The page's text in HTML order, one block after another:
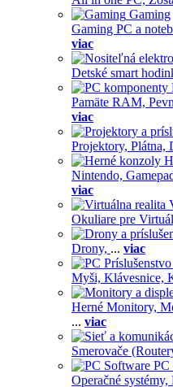
Gaming
Gaming PC a
viac
Detské smart
Pamäte RAM,
viac
Projektory, Plátna,
Nintendo,
viac
Okuliare pre
Drony, ... viac
Myši, Klávesnice,
Herné Monitory,
... viac
Smerovače
PC
Operačné systémy,